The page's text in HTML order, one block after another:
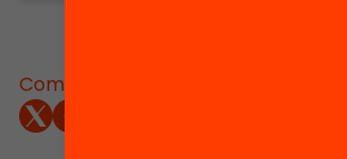
Comparteix: